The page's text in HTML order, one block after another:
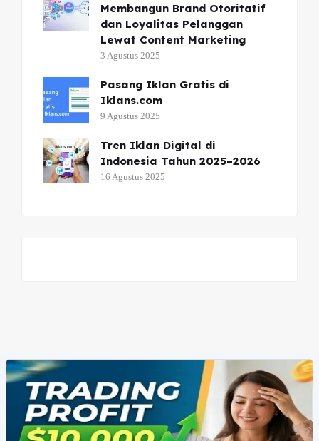
Membangun Brand Otoritatif
dan Loyalitas Pelanggan
Lewat Content Marketing
3 Agustus 2025
Pasang Iklan Gratis di
Iklans.com
9 Agustus 2025
Tren Iklan Digital di
Indonesia Tahun 2025–2026
16 Agustus 2025